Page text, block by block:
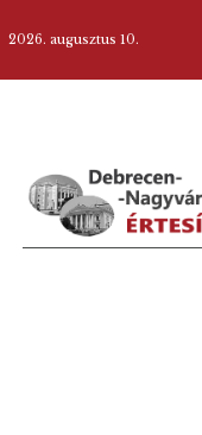
2026. augusztus 10.